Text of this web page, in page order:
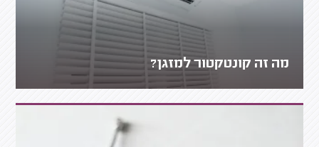
מה זה קונטקטור למזגן?